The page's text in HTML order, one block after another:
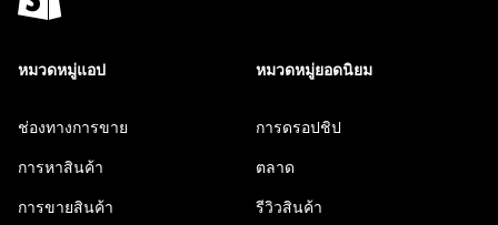
หมวดหมู่แอป
ช่องทางการขาย
การหาสินค้า
การขายสินค้า
หมวดหมู่ยอดนิยม
การดรอปชิป
ตลาด
รีวิวสินค้า